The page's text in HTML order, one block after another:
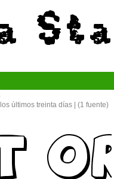
últimos treinta días | (1 fuente)